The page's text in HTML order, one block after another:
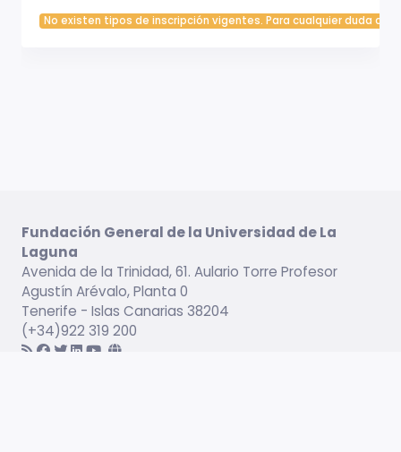
No existen tipos de inscripción vigentes. Para cualquier duda
Fundación General de la Universidad de La
Laguna
Avenida de la Trinidad, 61. Aulario Torre Profesor
Agustín Arévalo, Planta 0
Tenerife - Islas Canarias 38204
(+34)922 319 200